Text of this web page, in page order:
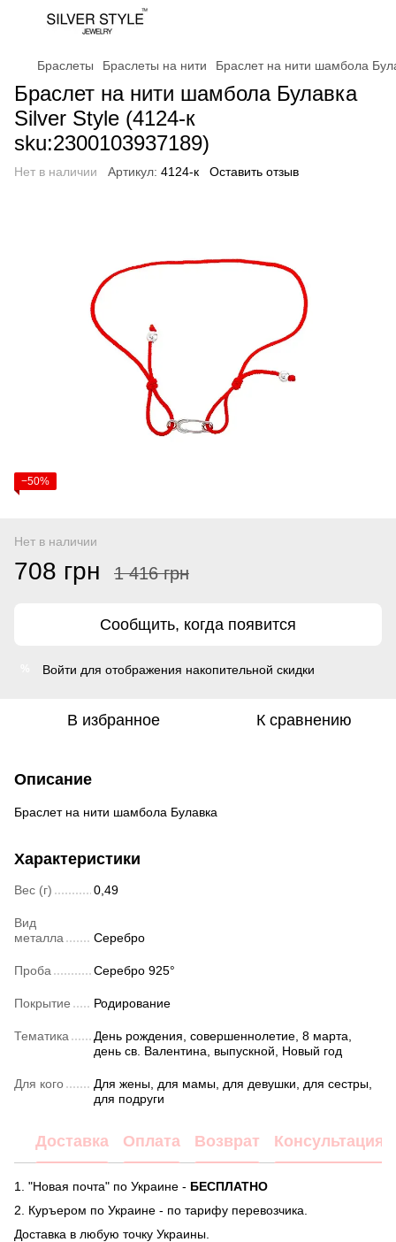
Браслеты Браслеты на нити Браслет на нити шамбола
Браслет на нити шамбола Булавка
Silver Style (4124-к
sku:2300103937189)
Нет в наличии Артикул: 4124-к Оставить отзыв
−50%
Нет в наличии
708 грн 1 416 грн
Сообщить, когда появится
Войти для отображения накопительной скидки
В избранное К сравнению
Описание
Браслет на нити шамбола Булавка
Характеристики
Вес (г) 0,49
Вид
металла
Серебро
Проба Серебро 925°
Покрытие Родирование
Тематика
День рождения, совершеннолетие, 8 марта,
день св. Валентина, выпускной, Новый год
Для кого
Для жены, для мамы, для девушки, для сестры,
для подруги
Доставка Оплата Возврат Консультация
1. "Новая почта" по Украине - БЕСПЛАТНО
2. Куръером по Украине - по тарифу перевозчика.
Доставка в любую точку Украины.